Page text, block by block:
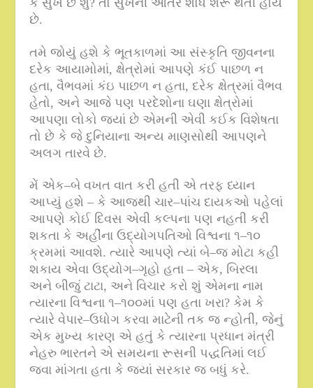
કે સુખ છે શું?તો સુખની આંતર શોધ શરૂ થતી હોય
છે.
તમે જોયું હશે કે ભૂતકાળમાં આ સંસ્કૃતિ જીવનના
દરેક આયામોમાં,ક્ષેત્રોમાં આપણે કંઈ પાછળ ન
હતા,વૈભવમાં કંઇ પાછળ ન હતા,દરેક ક્ષેત્રમાં વૈભવ
હેતો, અને આજે પણ પરદેશોના ઘણા ક્ષેત્રોમાં
આપણા લોકો જ્યાં છે એમની એવી કઈક વિશેષતા
તો છે કે જે દુનિયાના અન્ય માણસોથી આપણને
અલગ તારવે છે.
મેં એક–બે વખત વાત કરી હતી એ તરફ ધ્યાન
આપ્યું હશે – કે આજથી ચાર–પાંચ દાયકઓ પહેલાં
આપણે કોઈ દિવસ એવી કલ્પના પણ નહતી કરી
શકતા કે અહીંના ઉદ્યોગપતિઓ વિશ્વના ૧–૧૦
ક્રમમાં આવશે.ત્યારે આપણે ત્યાં બે–જ મોટા કહી
શકાય એવા ઉદ્યોગ–ગૃહો હતા – એક, બિરલા
અને બીજું ટાટા, અને વિચાર કરો શું એમના નામ
ત્યારના વિશ્વના ૧–૧૦૦માં પણ હતા ખરા?કેમ કે
ત્યારે વેપાર–ઉધોગ કરવા માટેની તક જ ન્હોતી,જેનું
એક મુખ્ય કારણ એ હતું કે ત્યારના પ્રધાન મંત્રી
નેહરુ ભારતને એ સમયના રૂસની પદ્ધતિમાં લઈ
જવા માંગતા હતા કે જ્યાં સરકાર જ બધું કરે.